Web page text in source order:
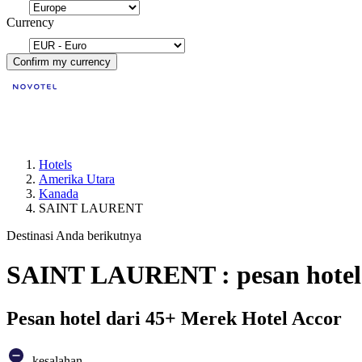
Currency
Confirm my currency
Hotels
Amerika Utara
Kanada
SAINT LAURENT
Destinasi Anda berikutnya
SAINT LAURENT : pesan
Pesan hotel dari 45+ Merek Hotel Accor